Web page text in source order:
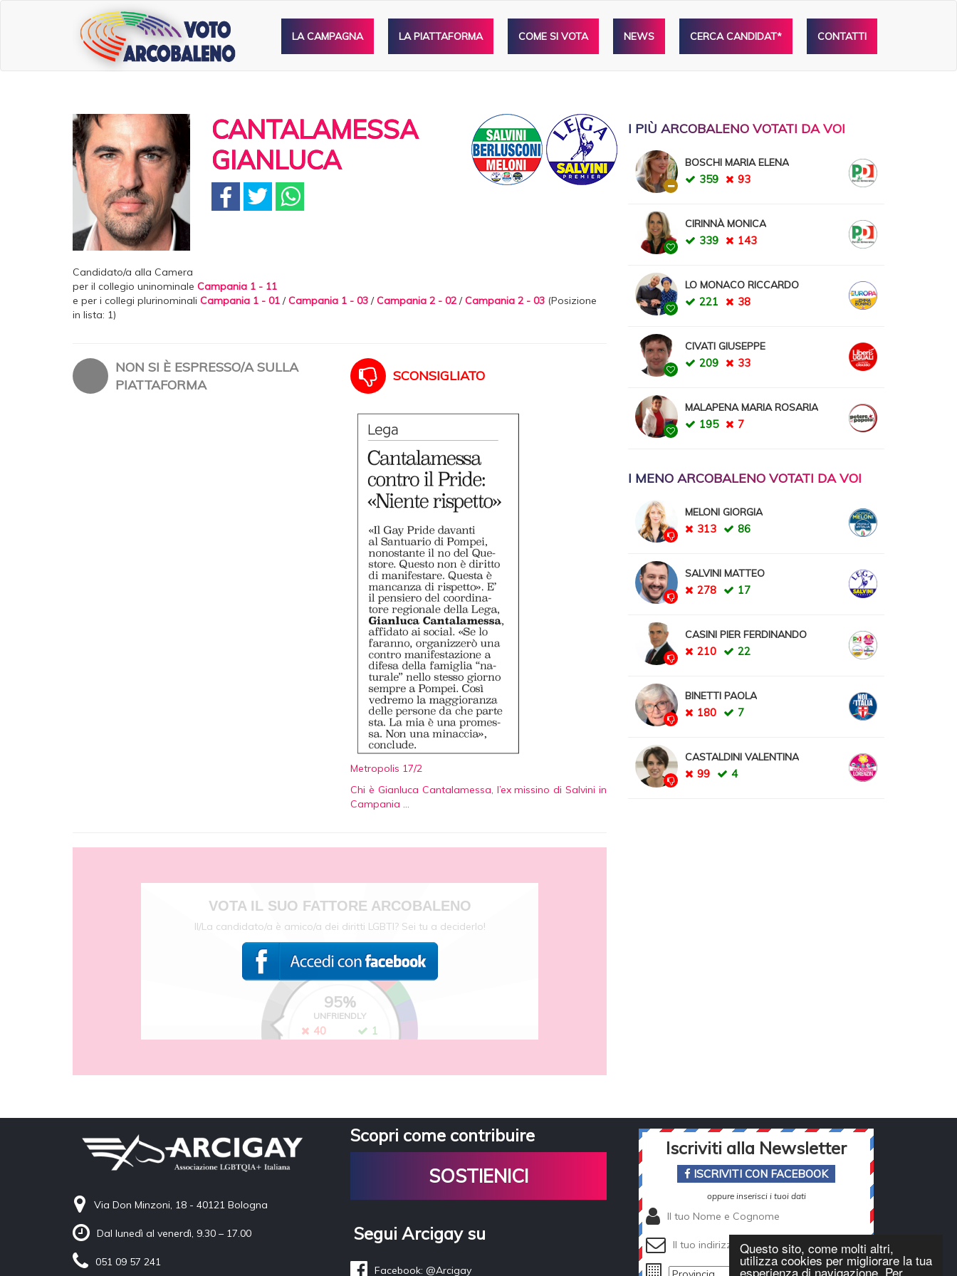
Questo sito, come molti altri,
utilizza cookies per migliorare la tua
esperienza di navigazione. Per
LA CAMPAGNA LA PIATTAFORMA COME SI VOTA NEWS CERCA CANDIDAT* CONTATTI
CANTALAMESSA
GIANLUCA
Candidato/a alla Camera
per il collegio uninominale Campania 1 - 11
e per i collegi plurinominali Campania 1 - 01 /Campania 1 - 03 /Campania 2 - 02 /Campania 2 - 03 (Posizione
in lista: 1)
NON SI È ESPRESSO/A SULLA
PIATTAFORMA
SCONSIGLIATO
Metropolis 17/2
Chi è Gianluca Cantalamessa, l’ex missino di Salvini in
Campania …
VOTA IL SUO FATTORE ARCOBALENO
Il/La candidato/a è amico/a dei diritti LGBTI? Sei tu a deciderlo!
95%
UNFRIENDLY
40 1
I PIÙ ARCOBALENO VOTATI DA VOI
BOSCHI MARIA ELENA
359 93
CIRINNÀ MONICA
339 143
LO MONACO RICCARDO
221 38
CIVATI GIUSEPPE
209 33
MALAPENA MARIA ROSARIA
195 7
I MENO ARCOBALENO VOTATI DA VOI
MELONI GIORGIA
313 86
SALVINI MATTEO
278 17
CASINI PIER FERDINANDO
210 22
BINETTI PAOLA
180 7
CASTALDINI VALENTINA
99 4
Via Don Minzoni, 18 - 40121 Bologna
Dal lunedì al venerdì, 9.30 – 17.00
051 09 57 241
Scopri come contribuire
SOSTIENICI
Segui Arcigay su
Facebook: @Arcigay
Iscriviti alla Newsletter
ISCRIVITI CON FACEBOOK
oppure inserisci i tuoi dati